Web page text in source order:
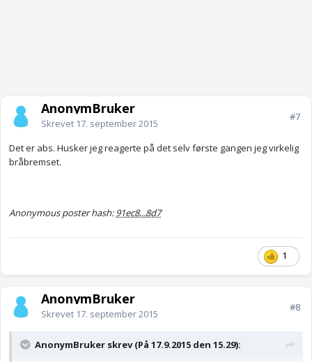
AnonymBruker
Skrevet 17. september 2015
#7
Det er abs. Husker jeg reagerte på det selv første gangen jeg virkelig
bråbremset.
Anonymous poster hash:91ec8...8d7
1
AnonymBruker
Skrevet 17. september 2015
#8
AnonymBruker skrev (På 17.9.2015 den 15.29):